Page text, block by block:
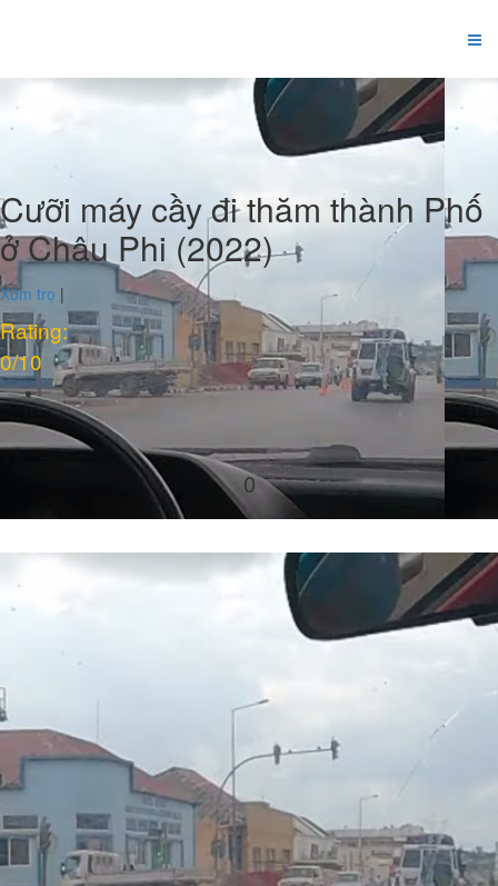
Cưỡi máy cầy đi thăm thành Phố
ở Châu Phi (2022)
Xóm trọ |
Rating:
0/10
0